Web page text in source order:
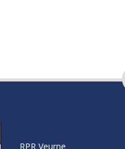
RPR Veurne